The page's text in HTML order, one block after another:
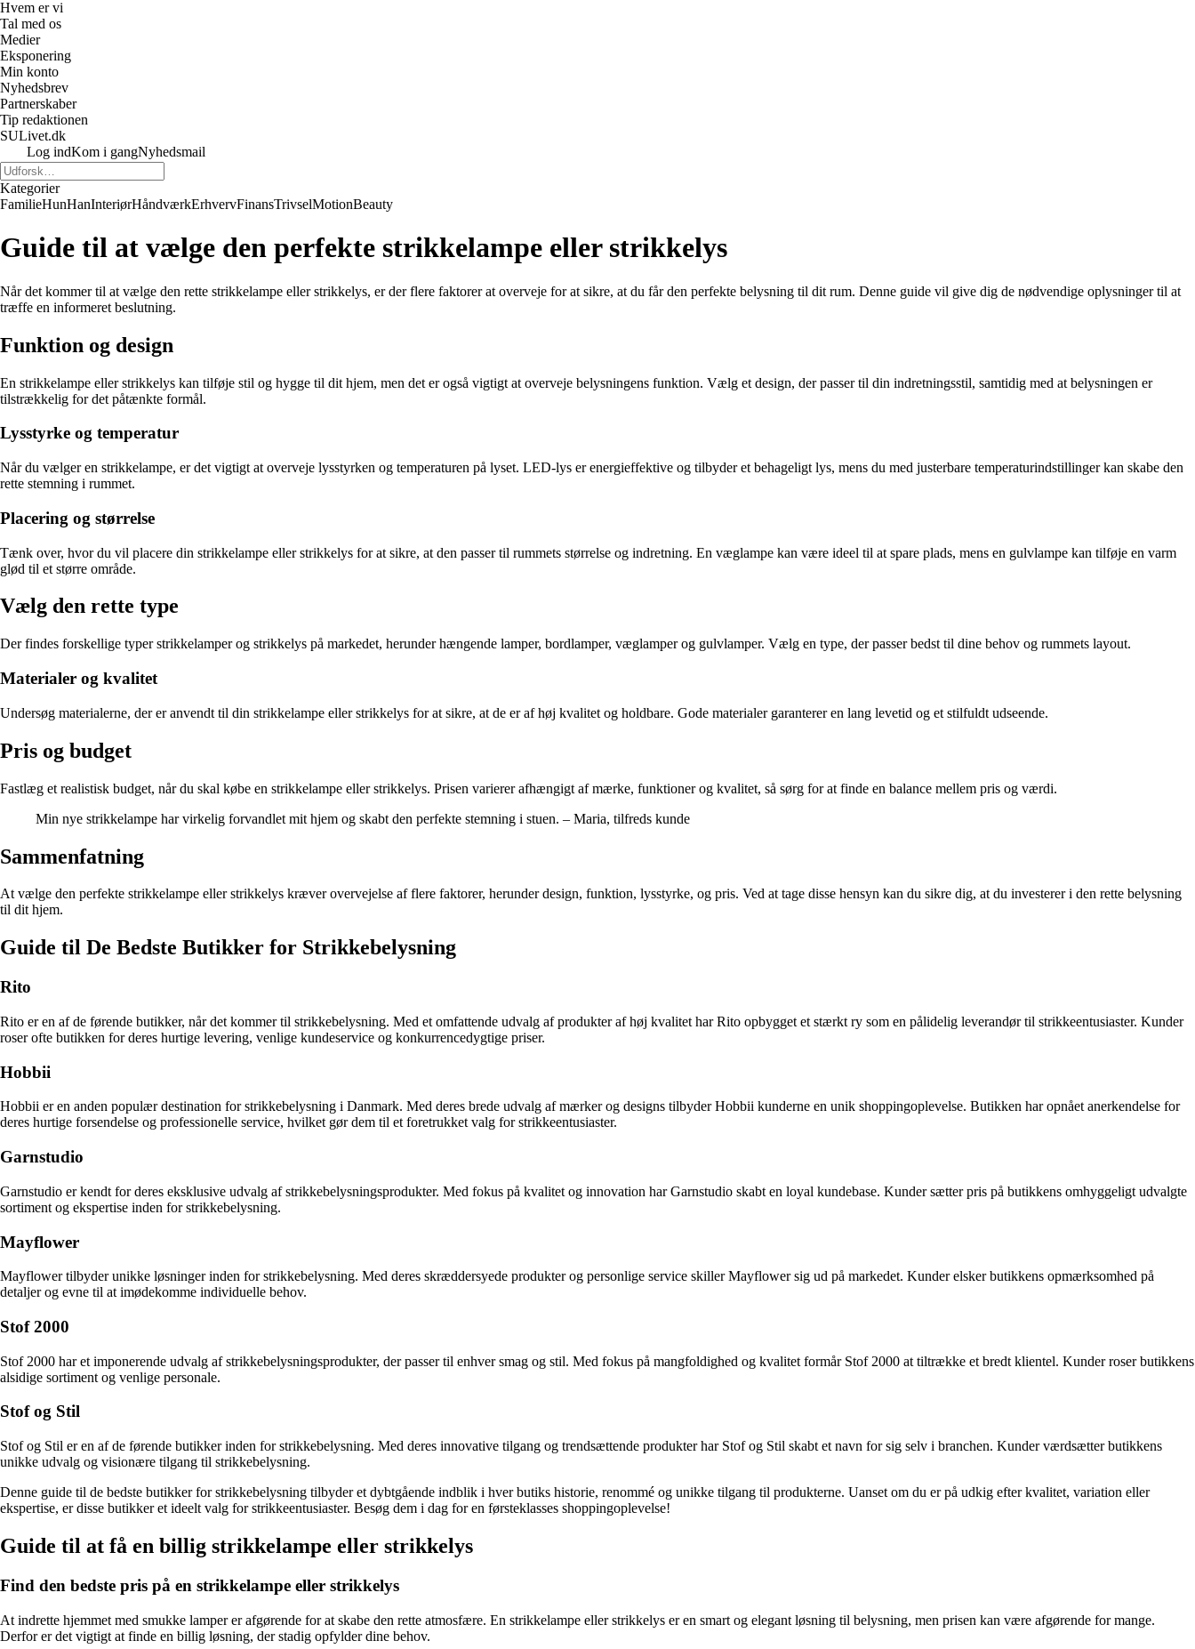
Hvem er vi
Tal med os
Medier
Eksponering
Min konto
Nyhedsbrev
Partnerskaber
Tip redaktionen
SULivet.dk
Log indKom i gangNyhedsmail
Kategorier
FamilieHunHanInteriørHåndværkErhvervFinansTrivselMotionBeauty
Guide til at vælge den perfekte strikkelampe eller strikkelys
Når det kommer til at vælge den rette strikkelampe eller strikkelys, er der flere faktorer at overveje for at sikre, at du får den perfekte belysning til dit rum. Denne guide vil give dig de nødvendige oplysninger til at
træffe en informeret beslutning.
Funktion og design
En strikkelampe eller strikkelys kan tilføje stil og hygge til dit hjem, men det er også vigtigt at overveje belysningens funktion. Vælg et design, der passer til din indretningsstil, samtidig med at belysningen er
tilstrækkelig for det påtænkte formål.
Lysstyrke og temperatur
Når du vælger en strikkelampe, er det vigtigt at overveje lysstyrken og temperaturen på lyset. LED-lys er energieffektive og tilbyder et behageligt lys, mens du med justerbare temperaturindstillinger kan skabe den
rette stemning i rummet.
Placering og størrelse
Tænk over, hvor du vil placere din strikkelampe eller strikkelys for at sikre, at den passer til rummets størrelse og indretning. En væglampe kan være ideel til at spare plads, mens en gulvlampe kan tilføje en varm
glød til et større område.
Vælg den rette type
Der findes forskellige typer strikkelamper og strikkelys på markedet, herunder hængende lamper, bordlamper, væglamper og gulvlamper. Vælg en type, der passer bedst til dine behov og rummets layout.
Materialer og kvalitet
Undersøg materialerne, der er anvendt til din strikkelampe eller strikkelys for at sikre, at de er af høj kvalitet og holdbare. Gode materialer garanterer en lang levetid og et stilfuldt udseende.
Pris og budget
Fastlæg et realistisk budget, når du skal købe en strikkelampe eller strikkelys. Prisen varierer afhængigt af mærke, funktioner og kvalitet, så sørg for at finde en balance mellem pris og værdi.
Min nye strikkelampe har virkelig forvandlet mit hjem og skabt den perfekte stemning i stuen. – Maria, tilfreds kunde
Sammenfatning
At vælge den perfekte strikkelampe eller strikkelys kræver overvejelse af flere faktorer, herunder design, funktion, lysstyrke, og pris. Ved at tage disse hensyn kan du sikre dig, at du investerer i den rette belysning
til dit hjem.
Guide til De Bedste Butikker for Strikkebelysning
Rito
Rito er en af de førende butikker, når det kommer til strikkebelysning. Med et omfattende udvalg af produkter af høj kvalitet har Rito opbygget et stærkt ry som en pålidelig leverandør til strikkeentusiaster. Kunder
roser ofte butikken for deres hurtige levering, venlige kundeservice og konkurrencedygtige priser.
Hobbii
Hobbii er en anden populær destination for strikkebelysning i Danmark. Med deres brede udvalg af mærker og designs tilbyder Hobbii kunderne en unik shoppingoplevelse. Butikken har opnået anerkendelse for
deres hurtige forsendelse og professionelle service, hvilket gør dem til et foretrukket valg for strikkeentusiaster.
Garnstudio
Garnstudio er kendt for deres eksklusive udvalg af strikkebelysningsprodukter. Med fokus på kvalitet og innovation har Garnstudio skabt en loyal kundebase. Kunder sætter pris på butikkens omhyggeligt udvalgte
sortiment og ekspertise inden for strikkebelysning.
Mayflower
Mayflower tilbyder unikke løsninger inden for strikkebelysning. Med deres skræddersyede produkter og personlige service skiller Mayflower sig ud på markedet. Kunder elsker butikkens opmærksomhed på
detaljer og evne til at imødekomme individuelle behov.
Stof 2000
Stof 2000 har et imponerende udvalg af strikkebelysningsprodukter, der passer til enhver smag og stil. Med fokus på mangfoldighed og kvalitet formår Stof 2000 at tiltrække et bredt klientel. Kunder roser butikkens
alsidige sortiment og venlige personale.
Stof og Stil
Stof og Stil er en af de førende butikker inden for strikkebelysning. Med deres innovative tilgang og trendsættende produkter har Stof og Stil skabt et navn for sig selv i branchen. Kunder værdsætter butikkens
unikke udvalg og visionære tilgang til strikkebelysning.
Denne guide til de bedste butikker for strikkebelysning tilbyder et dybtgående indblik i hver butiks historie, renommé og unikke tilgang til produkterne. Uanset om du er på udkig efter kvalitet, variation eller
ekspertise, er disse butikker et ideelt valg for strikkeentusiaster. Besøg dem i dag for en førsteklasses shoppingoplevelse!
Guide til at få en billig strikkelampe eller strikkelys
Find den bedste pris på en strikkelampe eller strikkelys
At indrette hjemmet med smukke lamper er afgørende for at skabe den rette atmosfære. En strikkelampe eller strikkelys er en smart og elegant løsning til belysning, men prisen kan være afgørende for mange.
Derfor er det vigtigt at finde en billig løsning, der stadig opfylder dine behov.